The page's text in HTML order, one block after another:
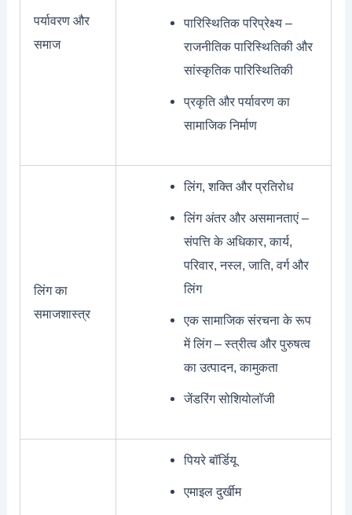
पर्यावरण और
समाज
पारिस्थितिक परिप्रेक्ष्य –
राजनीतिक पारिस्थितिकी और
सांस्कृतिक पारिस्थितिकी
प्रकृति और पर्यावरण का
सामाजिक निर्माण
लिंग का
समाजशास्त्र
लिंग, शक्ति और प्रतिरोध
लिंग अंतर और असमानताएं –
संपत्ति के अधिकार, कार्य,
परिवार, नस्ल, जाति, वर्ग और
लिंग
एक सामाजिक संरचना के रूप
में लिंग – स्त्रीत्व और पुरुषत्व
का उत्पादन, कामुकता
जेंडरिंग सोशियोलॉजी
पियरे बॉर्डियू
एमाइल दुर्खीम